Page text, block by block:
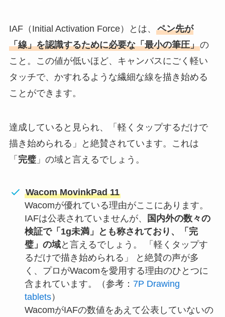
IAF（Initial Activation Force）とは、 ペン先が
「線」を認識するために必要な「最小の筆圧」の
こと。この値が低いほど、キャンバスにごく軽い
タッチで、かすれるような繊細な線を描き始める
ことができます。
達成していると見られ、「軽くタップするだけで
描き始められる」と絶賛されています。これは
「 完璧」の域と言えるでしょう。
Wacom MovinkPad 11
Wacomが優れている理由がここにあります。
IAFは公表されていませんが、
国内外の数々の
検証で「1g未満」とも称されており、「完
璧」の域と言えるでしょう。 「軽くタップす
るだけで描き始められる」 と絶賛の声が多
く、プロがWacomを愛用する理由のひとつに
含まれています。（参考： 7P Drawing
tablets）
WacomがIAFの数値をあえて公表していないの